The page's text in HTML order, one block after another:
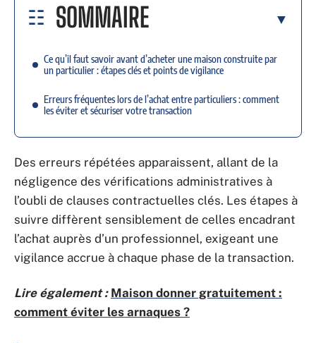
SOMMAIRE
Ce qu’il faut savoir avant d’acheter une maison construite par
un particulier : étapes clés et points de vigilance
Erreurs fréquentes lors de l’achat entre particuliers : comment
les éviter et sécuriser votre transaction
Des erreurs répétées apparaissent, allant de la
négligence des vérifications administratives à
l’oubli de clauses contractuelles clés. Les étapes à
suivre diffèrent sensiblement de celles encadrant
l’achat auprès d’un professionnel, exigeant une
vigilance accrue à chaque phase de la transaction.
Lire également : Maison donner gratuitement :
comment éviter les arnaques ?